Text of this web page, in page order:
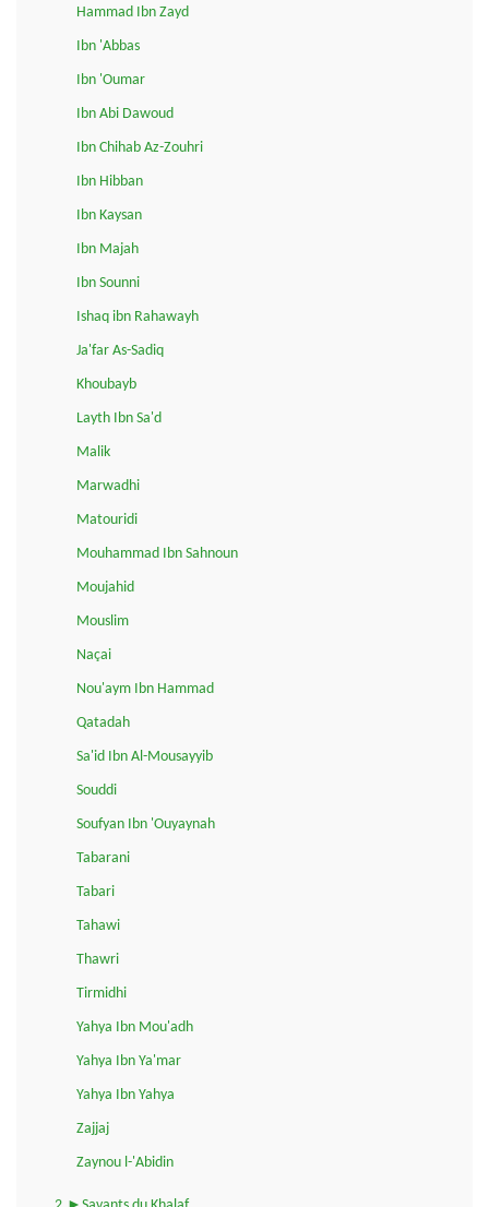
Hammad Ibn Zayd
Ibn 'Abbas
Ibn 'Oumar
Ibn Abi Dawoud
Ibn Chihab Az-Zouhri
Ibn Hibban
Ibn Kaysan
Ibn Majah
Ibn Sounni
Ishaq ibn Rahawayh
Ja'far As-Sadiq
Khoubayb
Layth Ibn Sa'd
Malik
Marwadhi
Matouridi
Mouhammad Ibn Sahnoun
Moujahid
Mouslim
Naçai
Nou'aym Ibn Hammad
Qatadah
Sa'id Ibn Al-Mousayyib
Souddi
Soufyan Ibn 'Ouyaynah
Tabarani
Tabari
Tahawi
Thawri
Tirmidhi
Yahya Ibn Mou'adh
Yahya Ibn Ya'mar
Yahya Ibn Yahya
Zajjaj
Zaynou l-'Abidin